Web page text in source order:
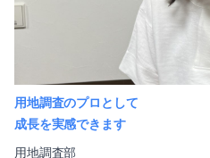
用地調査のプロとして
成長を実感できます
用地調査部